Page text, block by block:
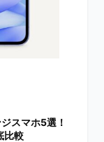
スマホ5選！
比較